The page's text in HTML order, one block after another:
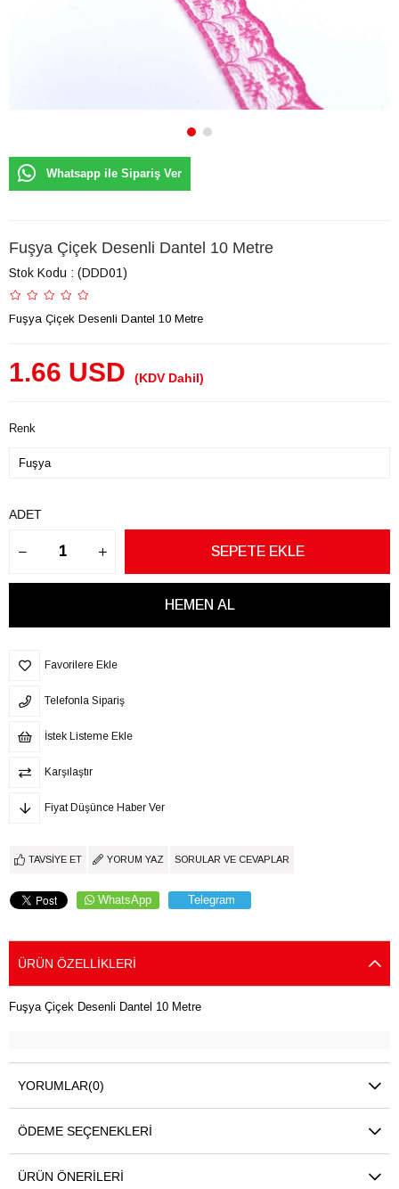
Whatsapp ile Sipariş Ver
Fuşya Çiçek Desenli Dantel 10 Metre
Stok Kodu (DDD01)
Fuşya Çiçek Desenli Dantel 10 Metre
1.66 USD (KDV Dahil)
Renk
ADET
Favorilere Ekle
Telefonla Sipariş
İstek Listeme Ekle
Karşılaştır
Fiyat Düşünce Haber Ver
TAVSIYE ET YORUM YAZ SORULAR VE CEVAPLAR
WhatsApp Telegram
ÜRÜN ÖZELLIKLERI
Fuşya Çiçek Desenli Dantel 10 Metre
YORUMLAR(0)
ÖDEME SEÇENEKLERI
ÜRÜN ÖNERILERI